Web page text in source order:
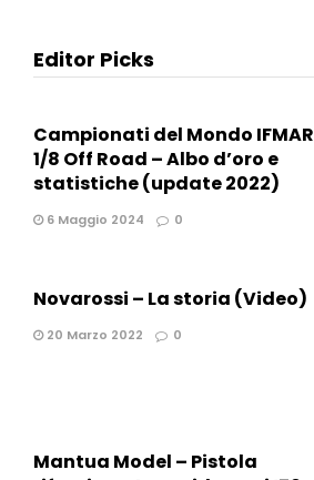
Editor Picks
Campionati del Mondo IFMAR
1/8 Off Road – Albo d’oro e
statistiche (update 2022)
6 Maggio 2024 0
Novarossi – La storia (Video)
20 Marzo 2022 0
Mantua Model – Pistola